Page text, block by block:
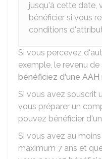
jusqu'à cette date,
bénéficier si vous
conditions
Si vous percevez
exemple, le revenu
bénéficiez d'une AAH
Si vous avez souscrit
vous préparer un
pouvez bénéficier d'un
Si vous avez au
maximum 7 ans et